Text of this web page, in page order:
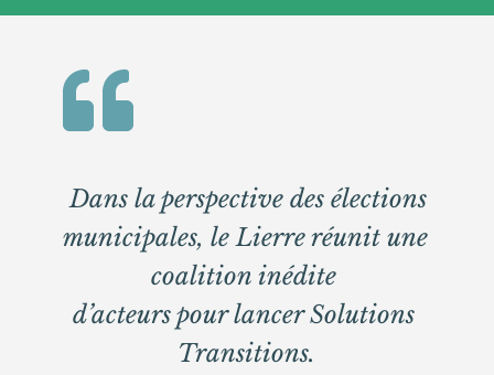
Dans la perspective des élections
municipales, le Lierre réunit une
coalition inédite
d’acteurs pour lancer Solutions
Transitions.